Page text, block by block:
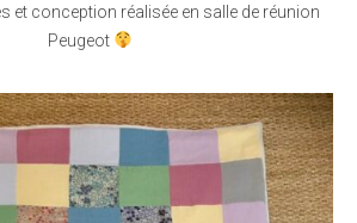
et conception réalisée en salle de réunion
Peugeot